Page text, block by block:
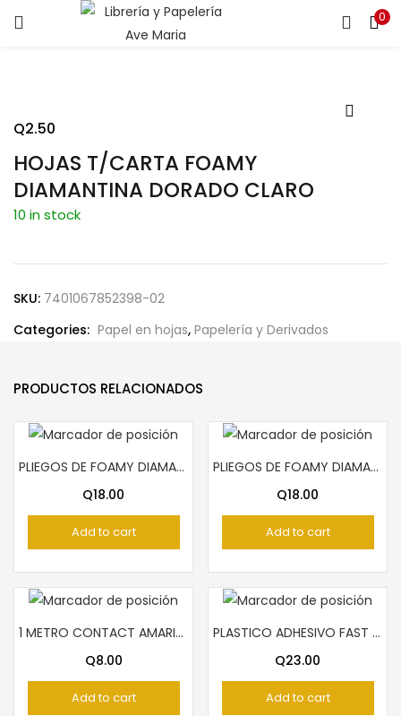
0
ENTRAR REGISTRARSE
HOJAS T/CARTA FOAMY
DIAMANTINA DORADO CLARO
Q2.50
10 in stock
SKU: 7401067852398-02
Categories: Papel en hojas, Papelería y Derivados
PRODUCTOS RELACIONADOS
PLIEGOS DE FOAMY DIAMANTINA CELESTES ARCOIRIS
Q18.00
Add to cart
PLIEGOS DE FOAMY DIAMANTINA AZUL OSCURO
Q18.00
Add to cart
1 METRO CONTACT AMARILLO FAST
Q8.00
Add to cart
PLASTICO ADHESIVO FAST ROLLO TECNO PLATEADO
Q23.00
Add to cart